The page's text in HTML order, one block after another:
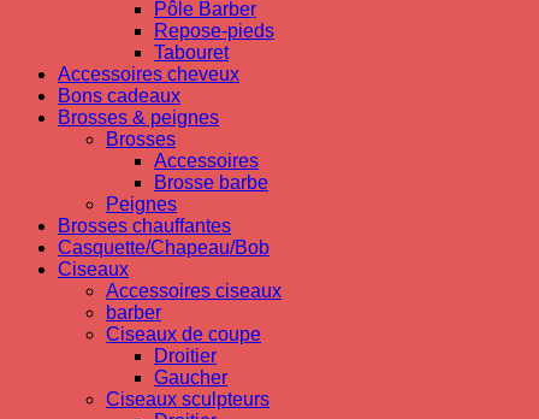
Pôle Barber
Repose-pieds
Tabouret
Accessoires cheveux
Bons cadeaux
Brosses & peignes
Brosses
Accessoires
Brosse barbe
Peignes
Brosses chauffantes
Casquette/Chapeau/Bob
Ciseaux
Accessoires ciseaux
barber
Ciseaux de coupe
Droitier
Gaucher
Ciseaux sculpteurs